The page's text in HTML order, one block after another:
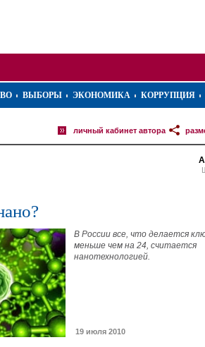
ВЫБОРЫ ЭКОНОМИКА КОРРУПЦИЯ
личный кабинет автора
А
В России все, что делается
меньше чем на 24, считается
нанотехнологией.
19 июля 2010